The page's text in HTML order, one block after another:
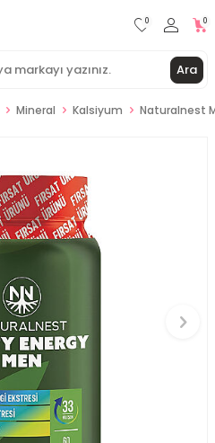
Ara
0 0
Mineral Kalsiyum Naturalnest